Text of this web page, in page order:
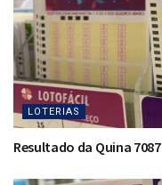
LOTERIAS
Resultado da Quina 7087